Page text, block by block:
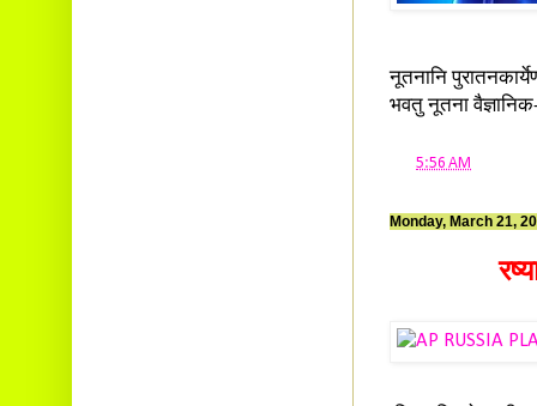
नूतनानि
भवतु नूतना
5:56 AM
Monday, March 21,